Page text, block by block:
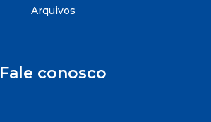
Arquivos
Fale conosco